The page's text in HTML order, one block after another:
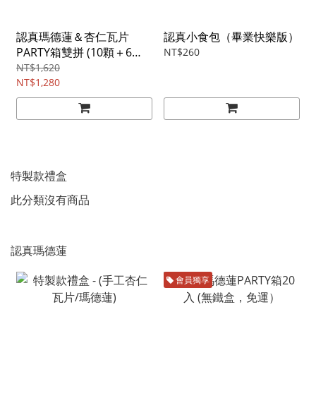
認真瑪德蓮＆杏仁瓦片
PARTY箱雙拼 (10顆＋6
包，無鐵盒，免運）
NT$1,620
NT$1,280
認真小食包（畢業快樂版）
NT$260
特製款禮盒
此分類沒有商品
認真瑪德蓮
會員獨享